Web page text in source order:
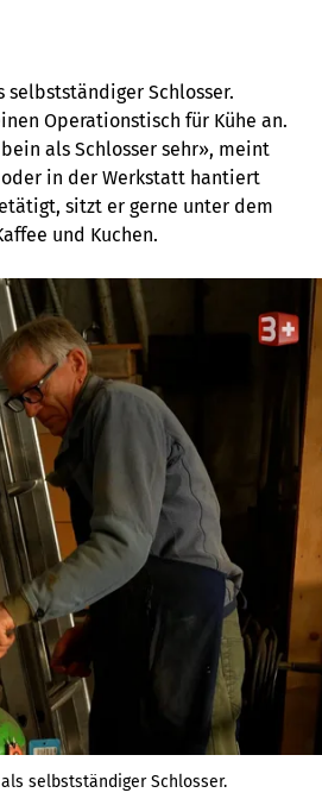
Schlosser.
Operationstisch für Kühe an.
als Schlosser sehr», meint
in der Werkstatt hantiert
sitzt er gerne unter dem
und Kuchen.
selbstständiger Schlosser.